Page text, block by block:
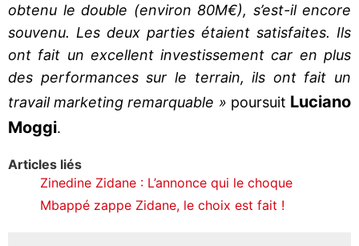
obtenu le double (environ 80M€), s’est-il encore
souvenu. Les deux parties étaient satisfaites. Ils
ont fait un excellent investissement car en plus
des performances sur le terrain, ils ont fait un
travail marketing remarquable » poursuit Luciano
Moggi.
Articles liés
Zinedine Zidane : L’annonce qui le choque
Mbappé zappe Zidane, le choix est fait !